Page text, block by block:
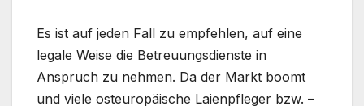
Es ist auf jeden Fall zu empfehlen, auf eine
legale Weise die Betreuungsdienste in
Anspruch zu nehmen. Da der Markt boomt
und viele osteuropäische Laienpfleger bzw. –